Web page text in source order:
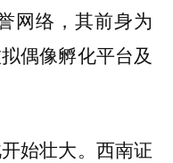
网络，其前身为
偶像孵化平台及
始壮大。西南证